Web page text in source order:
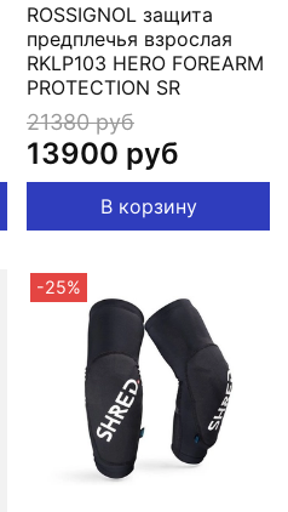
ROSSIGNOL защита
предплечья взрослая
RKLP103 HERO FOREARM
PROTECTION SR
21380 руб
13900 руб
В корзину
-25%